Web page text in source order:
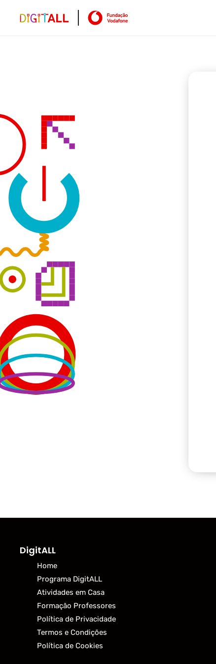
DigitALL
Home
Programa DigitALL
Atividades em Casa
Formação Professores
Política de Privacidade
Termos e Condições
Política de Cookies